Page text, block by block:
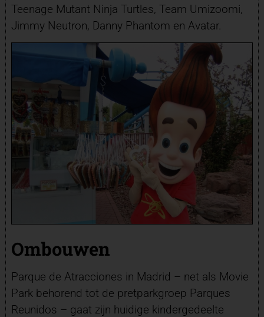
Teenage Mutant Ninja Turtles, Team Umizoomi,
Jimmy Neutron, Danny Phantom en Avatar.
Ombouwen
Parque de Atracciones in Madrid – net als Movie
Park behorend tot de pretparkgroep Parques
Reunidos – gaat zijn huidige kindergedeelte